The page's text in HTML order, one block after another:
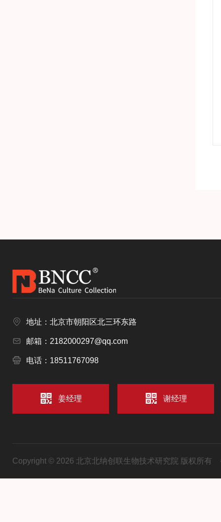
地址：北京市朝阳区北三环东路
邮箱：2182000297@qq.com
电话：18511767098
姜经理 谢经理
Copyright © 2026 北京北纳创联生物技术研究院 版权所有